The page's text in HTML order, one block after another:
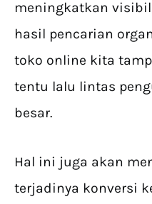
meningkatkan
hasil pencarian
toko online kita
tentu lalu lintas
besar.
Hal ini juga akan
terjadinya konversi